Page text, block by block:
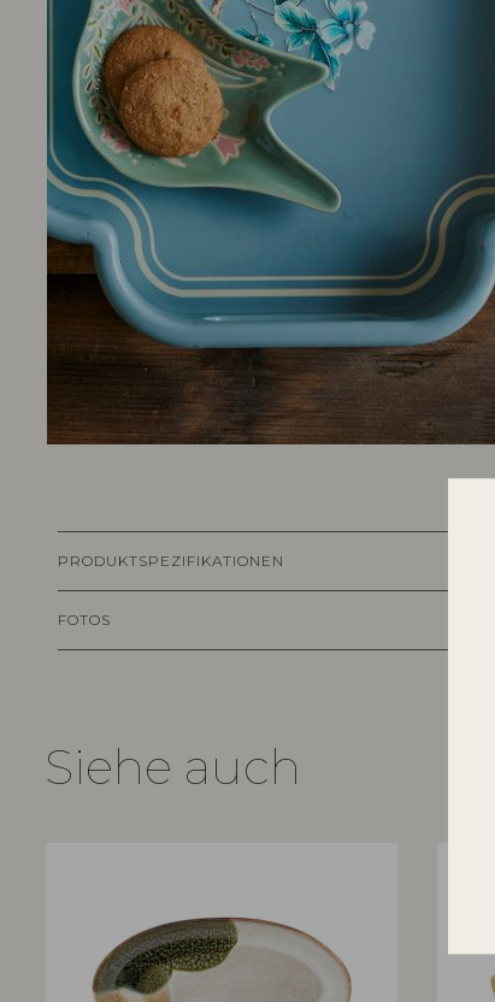
PRODUKTSPEZIFIKATIONEN
FOTOS
Siehe auch